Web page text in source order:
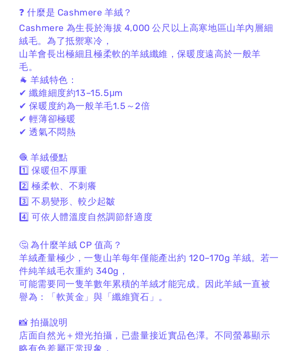
❓ 什麼是 Cashmere 羊絨？
Cashmere 為生長於海拔 4,000 公尺以上高寒地區山羊內層細
絨毛。 為了抵禦寒冷，
山羊會長出極細且極柔軟的羊絨纖維，保暖度遠高於一般羊
毛。
🐐 羊絨特色：
✔ 纖維細度約13–15.5μm
✔ 保暖度約為一般羊毛1.5～2倍
✔ 輕薄卻極暖
✔ 透氣不悶熱
🧶 羊絨優點
1️⃣ 保暖但不厚重
2️⃣ 極柔軟、不刺癢
3️⃣ 不易變形、較少起皺
4️⃣ 可依人體溫度自然調節舒適度
🤔 為什麼羊絨 CP 值高？
羊絨產量極少，一隻山羊每年僅能產出約 120–170g 羊絨。 若一
件純羊絨毛衣重約 340g，
可能需要同一隻羊數年累積的羊絨才能完成。
因此羊絨一直被
譽為：
「軟黃金」與「纖維寶石」。
📸 拍攝說明
店面自然光＋燈光拍攝， 已盡量接近實品色澤。 不同螢幕顯示
略有色差屬正常現象，